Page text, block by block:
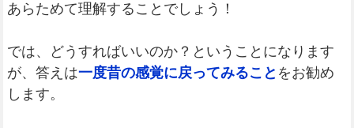
あらためて理解することでしょう！
では、どうすればいいのか？ということになります
が、答えは一度昔の感覚に戻ってみること をお勧め
します。